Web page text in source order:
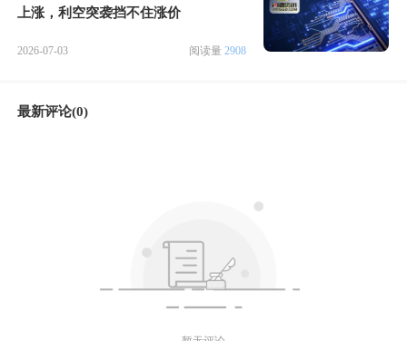
上涨，利空突袭挡不住涨价
2026-07-03 阅读量 2908
最新评论(0)